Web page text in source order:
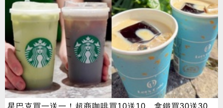
星巴克買一送一！超商咖啡買10送10、拿鐵買30送30